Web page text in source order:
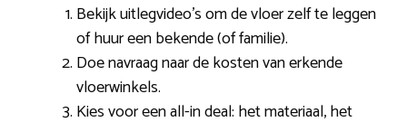
Bekijk uitlegvideo’s om de vloer zelf te leggen
of huur een bekende (of familie).
Doe navraag naar de kosten van erkende
vloerwinkels.
Kies voor een all-in deal: het materiaal, het